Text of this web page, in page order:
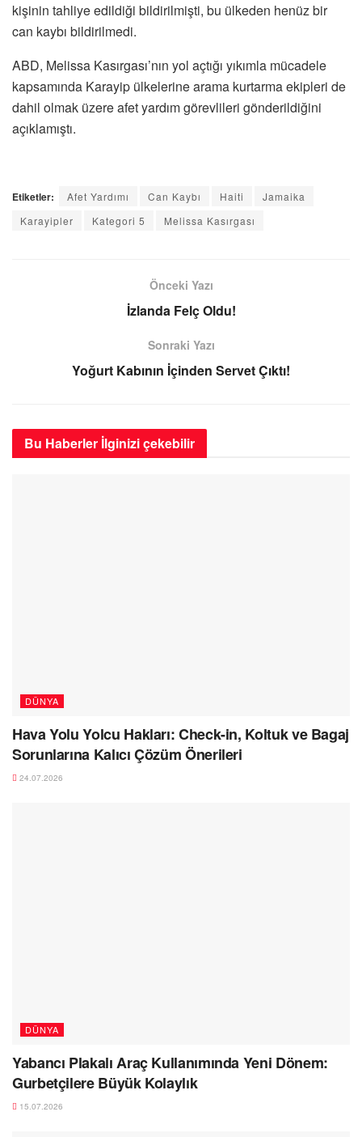
kişinin tahliye edildiği bildirilmişti, bu ülkeden henüz bir
can kaybı bildirilmedi.
ABD, Melissa Kasırgası’nın yol açtığı yıkımla mücadele
kapsamında Karayip ülkelerine arama kurtarma ekipleri de
dahil olmak üzere afet yardım görevlileri gönderildiğini
açıklamıştı.
Etiketler: Afet Yardımı Can Kaybı Haiti
Jamaika
Karayipler
Kategori 5 Melissa Kasırgası
Önceki Yazı
İzlanda Felç Oldu!
Sonraki Yazı
Yoğurt Kabının İçinden Servet Çıktı!
Bu Haberler İlginizi çekebilir
DÜNYA
Hava Yolu Yolcu Hakları: Check-in, Koltuk ve Bagaj
Sorunlarına Kalıcı Çözüm Önerileri
24.07.2026
DÜNYA
Yabancı Plakalı Araç Kullanımında Yeni Dönem:
Gurbetçilere Büyük Kolaylık
15.07.2026